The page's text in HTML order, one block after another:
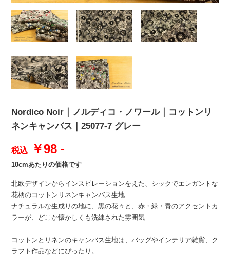
Nordico Noir｜ノルディコ・ノワール｜コットンリ
ネンキャンバス｜25077-7 グレー
税込 ￥98 -
10cmあたりの価格です
北欧デザインからインスピレーションをえた、シックでエレガントな
花柄のコットンリネンキャンバス生地
ナチュラルな生成りの地に、黒の花々と、赤・緑・青のアクセントカ
ラーが、どこか懐かしくも洗練された雰囲気
コットンとリネンのキャンバス生地は、バッグやインテリア雑貨、ク
ラフト作品などにぴったり。